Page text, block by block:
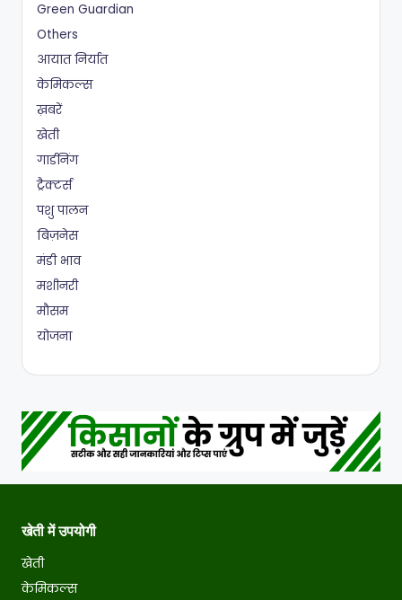
Green Guardian
Others
आयात निर्यात
केमिकल्स
ख़बरें
खेती
गार्डनिंग
ट्रैक्टर्स
पशु पालन
बिज़नेस
मंडी भाव
मशीनरी
मौसम
योजना
खेती में उपयोगी
खेती
केमिकल्स